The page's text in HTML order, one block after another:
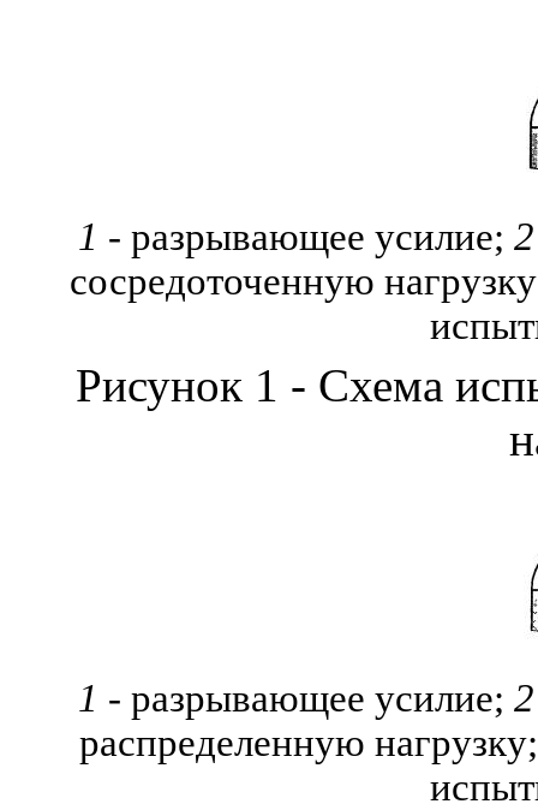
1 - разрывающее усилие; 2
сосредоточенную
Рисунок 1 - Схема
1 - разрывающее усилие; 2
распределенную